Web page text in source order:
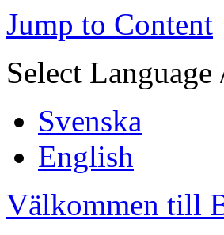
Jump to Content
Select
Svenska
English
Välkommen till